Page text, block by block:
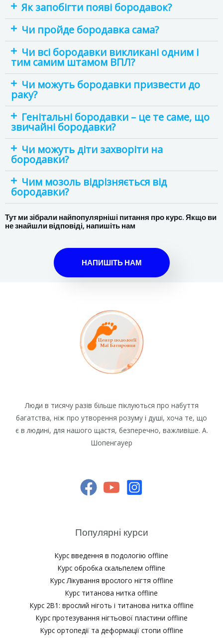
Як запобігти появі бородавок?
Чи пройде бородавка сама?
Чи всі бородавки викликані одним і
тим самим штамом ВПЛ?
Чи можуть бородавки призвести до
раку?
Генітальні бородавки – це те саме, що
звичайні бородавки?
Чи можуть діти захворіти на
бородавки?
Чим мозоль відрізняється від
бородавки?
Тут ми зібрали найпопулярніші питання про курс. Якщо ви
не знайшли відповіді, напишіть нам
НАПИШІТЬ НАМ
Люди в тисячу разів більше піклуються про набуття
багатства, ніж про утворення розуму і душі, хоча те, що
є в людині, для нашого щастя, безперечно, важливіше. А.
Шопенгауер
Популярні курси
Курс введення в подологію offline
Курс обробка скальпелем offline
Курс Лікування врослого нігтя offline
Курс титанова нитка offline
Курс 2В1: врослий ніготь і титанова нитка offline
Курс протезування нігтьової пластини offline
Курс ортопедії та деформації стопи offline